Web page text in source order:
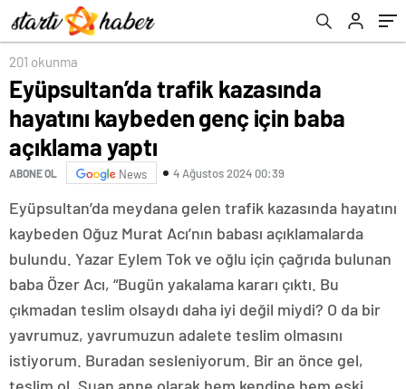
201 okunma
Eyüpsultan’da trafik kazasında
hayatını kaybeden genç için baba
açıklama yaptı
ABONE OL News 4 Ağustos 2024 00:39
Eyüpsultan’da meydana gelen trafik kazasında hayatını
kaybeden Oğuz Murat Acı’nın babası açıklamalarda
bulundu. Yazar Eylem Tok ve oğlu için çağrıda bulunan
baba Özer Acı, “Bugün yakalama kararı çıktı. Bu
çıkmadan teslim olsaydı daha iyi değil miydi? O da bir
yavrumuz, yavrumuzun adalete teslim olmasını
istiyorum. Buradan sesleniyorum. Bir an önce gel,